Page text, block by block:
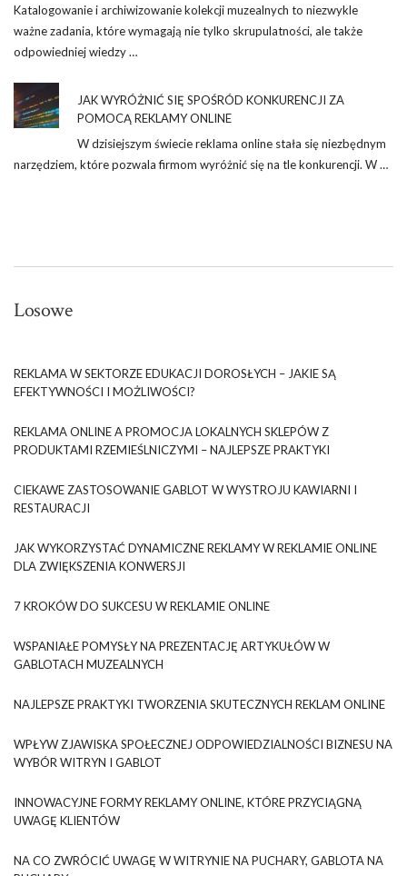
Katalogowanie i archiwizowanie kolekcji muzealnych to niezwykle
ważne zadania, które wymagają nie tylko skrupulatności, ale także
odpowiedniej wiedzy …
JAK WYRÓŻNIĆ SIĘ SPOŚRÓD KONKURENCJI ZA
POMOCĄ REKLAMY ONLINE
W dzisiejszym świecie reklama online stała się niezbędnym
narzędziem, które pozwala firmom wyróżnić się na tle konkurencji. W …
Losowe
REKLAMA W SEKTORZE EDUKACJI DOROSŁYCH – JAKIE SĄ
EFEKTYWNOŚCI I MOŻLIWOŚCI?
REKLAMA ONLINE A PROMOCJA LOKALNYCH SKLEPÓW Z
PRODUKTAMI RZEMIEŚLNICZYMI – NAJLEPSZE PRAKTYKI
CIEKAWE ZASTOSOWANIE GABLOT W WYSTROJU KAWIARNI I
RESTAURACJI
JAK WYKORZYSTAĆ DYNAMICZNE REKLAMY W REKLAMIE ONLINE
DLA ZWIĘKSZENIA KONWERSJI
7 KROKÓW DO SUKCESU W REKLAMIE ONLINE
WSPANIAŁE POMYSŁY NA PREZENTACJĘ ARTYKUŁÓW W
GABLOTACH MUZEALNYCH
NAJLEPSZE PRAKTYKI TWORZENIA SKUTECZNYCH REKLAM ONLINE
WPŁYW ZJAWISKA SPOŁECZNEJ ODPOWIEDZIALNOŚCI BIZNESU NA
WYBÓR WITRYN I GABLOT
INNOWACYJNE FORMY REKLAMY ONLINE, KTÓRE PRZYCIĄGNĄ
UWAGĘ KLIENTÓW
NA CO ZWRÓCIĆ UWAGĘ W WITRYNIE NA PUCHARY, GABLOTA NA